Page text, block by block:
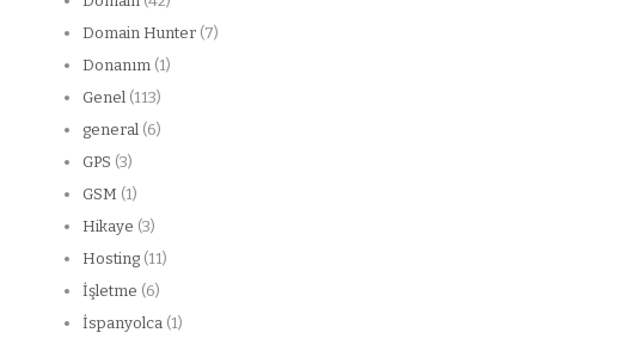
Domain Hunter (7)
Donanım (1)
Genel (113)
general (6)
GPS (3)
GSM (1)
Hikaye (3)
Hosting (11)
İşletme (6)
İspanyolca (1)